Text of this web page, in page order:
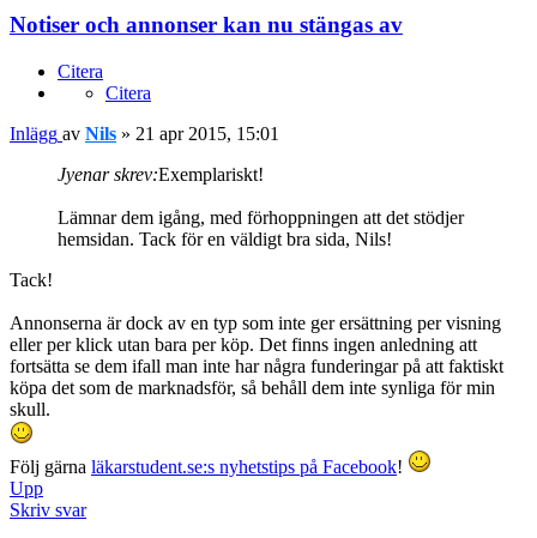
Notiser och annonser kan nu stängas av
Citera
Citera
Inlägg av Nils » 21 apr 2015, 15:01
Jyenar skrev:Exemplariskt!
Lämnar dem igång, med förhoppningen att det stödjer
hemsidan. Tack för en väldigt bra sida, Nils!
Tack!
Annonserna är dock av en typ som inte ger ersättning per visning
eller per klick utan bara per köp. Det finns ingen anledning att
fortsätta se dem ifall man inte har några funderingar på att faktiskt
köpa det som de marknadsför, så behåll dem inte synliga för min
skull.
Följ gärna läkarstudent.se:s nyhetstips på Facebook!
Upp
Skriv svar